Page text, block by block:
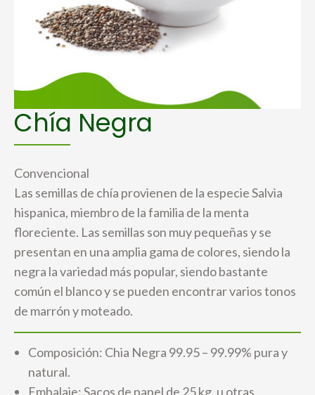
Chía Negra
Convencional
Las semillas de chía provienen de la especie Salvia
hispanica, miembro de la familia de la menta
floreciente. Las semillas son muy pequeñas y se
presentan en una amplia gama de colores, siendo la
negra la variedad más popular, siendo bastante
común el blanco y se pueden encontrar varios tonos
de marrón y moteado.
Composición: Chia Negra 99.95 – 99.99% pura y
natural.
Embalaje: Sacos de papel de 25 kg, u otras